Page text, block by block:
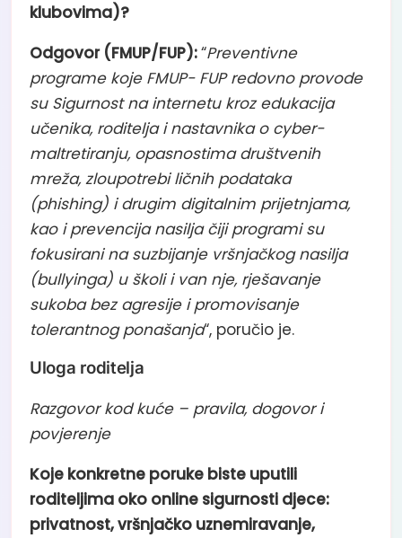
klubovima)?
Odgovor (FMUP/FUP):“Preventivne
programe koje FMUP- FUP redovno provode
su Sigurnost na internetu kroz edukacija
učenika, roditelja i nastavnika o cyber-
maltretiranju, opasnostima društvenih
mreža, zloupotrebi ličnih podataka
(phishing) i drugim digitalnim prijetnjama,
kao i prevencija nasilja čiji programi su
fokusirani na suzbijanje vršnjačkog nasilja
(bullyinga) u školi i van nje, rješavanje
sukoba bez agresije i promovisanje
tolerantnog ponašanja“, poručio je.
Uloga roditelja
Razgovor kod kuće – pravila, dogovor i
povjerenje
Koje konkretne poruke biste uputili
roditeljima oko online sigurnosti djece:
privatnost, vršnjačko uznemiravanje,